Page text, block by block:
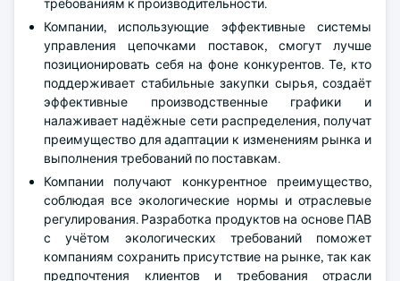
Компании, использующие эффективные системы
управления цепочками поставок, смогут лучше
позиционировать себя на фоне конкурентов. Те, кто
поддерживает стабильные закупки сырья, создаёт
эффективные производственные графики и
налаживает надёжные сети распределения, получат
преимущество для адаптации к изменениям рынка и
выполнения требований по поставкам.
Компании получают конкурентное преимущество,
соблюдая все экологические нормы и отраслевые
регулирования. Разработка продуктов на основе ПАВ
с учётом экологических требований поможет
компаниям сохранить присутствие на рынке, так как
предпочтения клиентов и требования отрасли